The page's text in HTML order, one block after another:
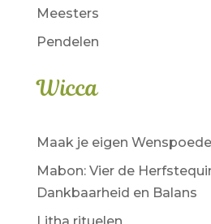
Meesters
Pendelen
Wicca
Maak je eigen
Mabon: Vier de
Dankbaarheid en Balans